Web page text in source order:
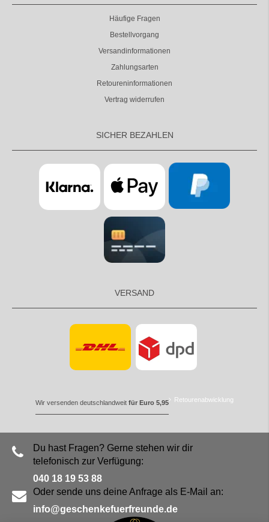
Häufige Fragen
Bestellvorgang
Versandinformationen
Zahlungsarten
Retoureninformationen
Vertrag widerrufen
SICHER BEZAHLEN
VERSAND
Wir versenden deutschlandweit für Euro 5,95 Retourenabwicklung
Du hast Fragen? Gerne stehen wir dir
telefonisch zur Verfügung:
040 18 19 53 88
Oder sende uns deine Anfrage als E-Mail an:
info@geschenkefuerfreunde.de